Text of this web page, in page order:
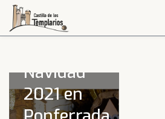
Navidad
2021 en